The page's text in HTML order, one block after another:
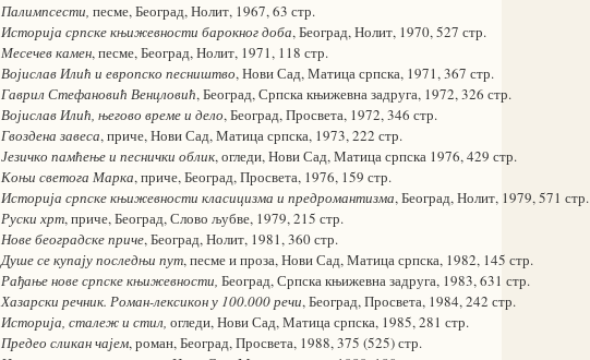
Палимпсести, песме, Београд, Нолит, 1967, 63 стр.
Историја српске књижевности барокног доба, Београд, Нолит, 1970, 527 стр.
Месечев камен, песме, Београд, Нолит, 1971, 118 стр.
Војислав Илић и европско песништво, Нови Сад, Матица српска, 1971, 367 стр.
Гаврил Стефановић Венцловић, Београд, Српска књижевна задруга, 1972, 326 стр.
Војислав Илић, његово време и дело, Београд, Просвета, 1972, 346 стр.
Гвоздена завеса, приче, Нови Сад, Матица српска, 1973, 222 стр.
Језичко памћење и песнички облик, огледи, Нови Сад, Матица српска 1976, 429 стр.
Коњи светога Марка, приче, Београд, Просвета, 1976, 159 стр.
Историја српске књижевности класицизма и предромантизма,Београд, Нолит, 1979, 571 стр.
Руски хрт, приче, Београд, Слово љубве, 1979, 215 стр.
Нове београдске приче, Београд, Нолит, 1981, 360 стр.
Душе се купају последњи пут, песме и проза, Нови Сад, Матица српска, 1982, 145 стр.
Рађање нове српске књижевности, Београд, Српска књижевна задруга, 1983, 631 стр.
Хазарски речник. Роман-лексикон у 100.000 речи, Београд, Просвета, 1984, 242 стр.
Историја, сталеж и стил, огледи, Нови Сад, Матица српска, 1985, 281 стр.
Предео сликан чајем, роман, Београд, Просвета, 1988, 375 (525) стр.